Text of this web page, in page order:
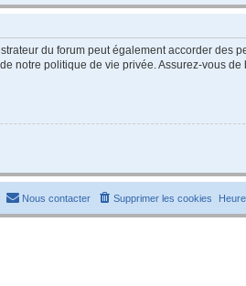
du forum peut également accorder des
notre politique de vie privée. Assurez-vous de
Supprimer les cookies
Nous contacter